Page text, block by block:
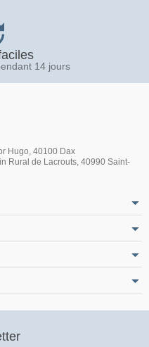
14 jours
Hugo, 40100 Dax
Rural de Lacrouts, 40990 Saint-